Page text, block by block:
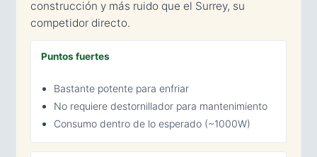
construcción y más ruido que el Surrey, su
competidor directo.
Puntos fuertes
Bastante potente para enfriar
No requiere destornillador para mantenimiento
Consumo dentro de lo esperado (~1000W)